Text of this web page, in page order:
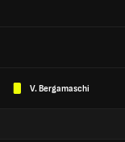
V. Bergamaschi